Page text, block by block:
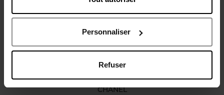
Personnaliser
Refuser
CHANEL